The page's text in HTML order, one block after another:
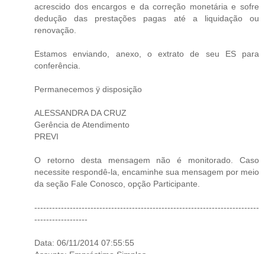
acrescido dos encargos e da correção monetária e sofre
dedução das prestações pagas até a liquidação ou
renovação.
Estamos enviando, anexo, o extrato de seu ES para
conferência.
Permanecemos ÿ disposição
ALESSANDRA DA CRUZ
Gerência de Atendimento
PREVI
O retorno desta mensagem não é monitorado. Caso
necessite respondê-la, encaminhe sua mensagem por meio
da seção Fale Conosco, opção Participante.
----------------------------------------------------------------------------
------------------
Data: 06/11/2014 07:55:55